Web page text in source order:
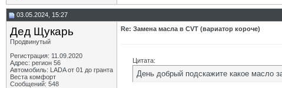
03.05.2024, 15:27
Дед Щукарь
Продвинутый
Регистрация: 11.09.2020
Адрес: регион 56
Автомобиль: LADA от 01 до гранта
Веста комфорт
Сообщений: 548
Re: Замена масла в CVT (вариатор короче)
Цитата:
День добрый подскажите какое масло